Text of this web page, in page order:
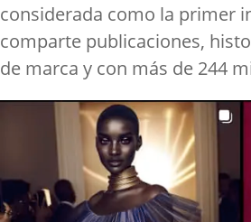
considerada como la primer
comparte publicaciones,
de marca y con más de 244